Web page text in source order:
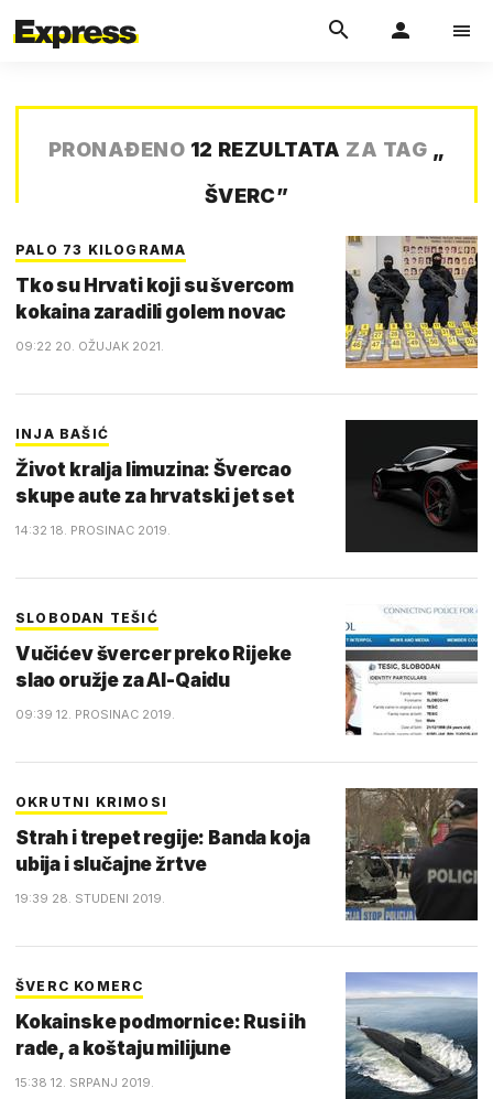
PRONAĐENO 12 REZULTATA ZA TAG „
ŠVERC”
PALO 73 KILOGRAMA
Tko su Hrvati koji su švercom
kokaina zaradili golem novac
09:22 20. OŽUJAK 2021.
INJA BAŠIĆ
Život kralja limuzina: Švercao
skupe aute za hrvatski jet set
14:32 18. PROSINAC 2019.
SLOBODAN TEŠIĆ
Vučićev švercer preko Rijeke
slao oružje za Al-Qaidu
09:39 12. PROSINAC 2019.
OKRUTNI KRIMOSI
Strah i trepet regije: Banda koja
ubija i slučajne žrtve
19:39 28. STUDENI 2019.
ŠVERC KOMERC
Kokainske podmornice: Rusi ih
rade, a koštaju milijune
15:38 12. SRPANJ 2019.